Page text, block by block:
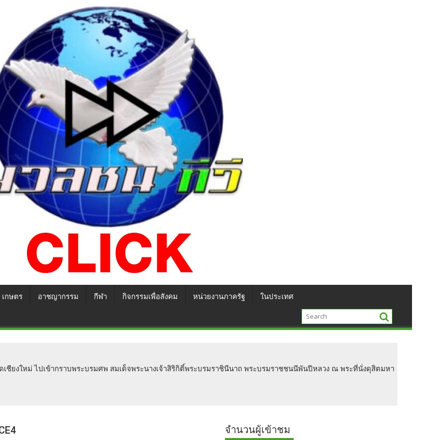
เกษตร อาชญากรรม กีฬา กิจกรรมเพื่อสังคม หน่วยงานภาครัฐ ในประเทศ
เชียงใหม่ ไปเข้ากราบพระบรมศพ สมเด็จพระนางเจ้าสิริกิติ์พระบรมราชินีนาถ พระบรมราชชนนีพันปีหลวง ณ พระที่นั่งดุสิตมหา
จำนวนผู้เข้าชม